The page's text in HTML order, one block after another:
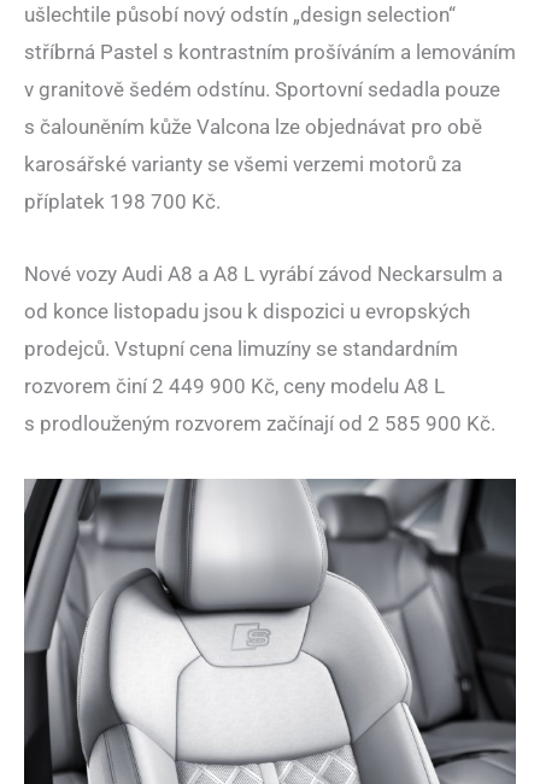
ušlechtile působí nový odstín „design selection“
stříbrná Pastel s kontrastním prošíváním a lemováním
v granitově šedém odstínu. Sportovní sedadla pouze
s čalouněním kůže Valcona lze objednávat pro obě
karosářské varianty se všemi verzemi motorů za
příplatek 198 700 Kč.
Nové vozy Audi A8 a A8 L vyrábí závod Neckarsulm a
od konce listopadu jsou k dispozici u evropských
prodejců. Vstupní cena limuzíny se standardním
rozvorem činí 2 449 900 Kč, ceny modelu A8 L
s prodlouženým rozvorem začínají od 2 585 900 Kč.